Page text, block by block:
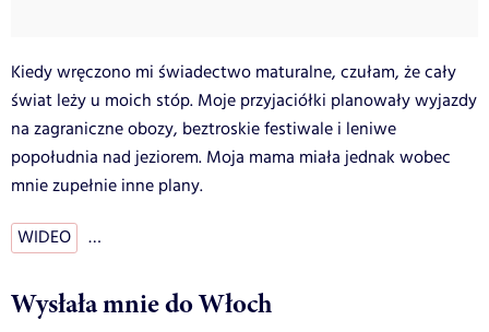
Kiedy wręczono mi świadectwo maturalne, czułam, że cały
świat leży u moich stóp. Moje przyjaciółki planowały wyjazdy
na zagraniczne obozy, beztroskie festiwale i leniwe
popołudnia nad jeziorem. Moja mama miała jednak wobec
mnie zupełnie inne plany.
WIDEO …
Wysłała mnie do Włoch